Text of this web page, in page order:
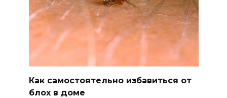
Как самостоятельно избавиться от
блох в доме